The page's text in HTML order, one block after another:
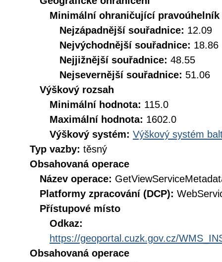
Minimální ohraničující pravoúhelník
Nejzápadnější souřadnice: 12.09
Nejvýchodnější souřadnice: 18.86
Nejjižnější souřadnice: 48.55
Nejsevernější souřadnice: 51.06
Výškový rozsah
Minimální hodnota: 115.0
Maximální hodnota: 1602.0
Výškový systém: Výškový systém
Typ vazby: těsný
Obsahovaná operace
Název operace:
Platformy zpracování (DCP):
Přístupové místo
Odkaz:
https://geoportal.cuzk.gov.cz/
Obsahovaná operace